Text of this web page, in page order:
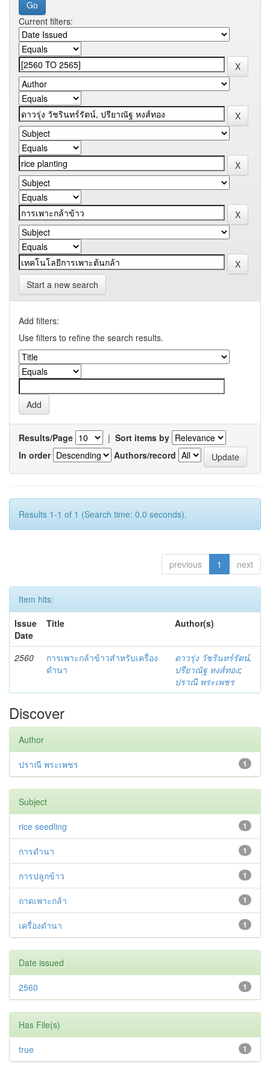
Current filters:
Start a new search
Add filters:
Use filters to refine the search results.
Results/Page | Sort items by
In order
Authors/record
Results 1-1 of 1 (Search time: 0.0 seconds).
previous 1 next
Item hits:
Issue
Date
Title Author(s)
2560
การเพาะกล้าข้าวสำหรับเครื่อง
ดำนา
ดาวรุ่ง วัชรินทร์รัตน์,
ปรียาณัฐ หงส์ทอง;
ปราณี พระเพชร
Discover
Author
1
ปราณี พระเพชร
Subject
1
rice seedling
1
การดำนา
1
การปลูกข้าว
1
ถาดเพาะกล้า
1
เครื่องดำนา
Date issued
1
2560
Has File(s)
1
true